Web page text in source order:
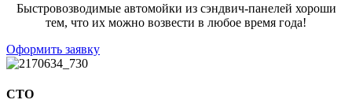
Быстровозводимые автомойки из сэндвич-панелей хороши
тем, что их можно возвести в любое время года!
Оформить заявку
СТО